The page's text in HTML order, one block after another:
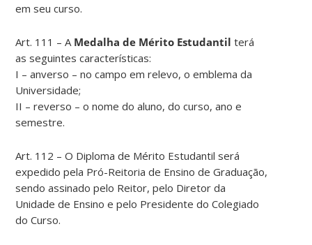
em seu curso.
Art. 111 – A Medalha de Mérito Estudantil terá
as seguintes características:
I – anverso – no campo em relevo, o emblema da
Universidade;
II – reverso – o nome do aluno, do curso, ano e
semestre.
Art. 112 – O Diploma de Mérito Estudantil será
expedido pela Pró-Reitoria de Ensino de Graduação,
sendo assinado pelo Reitor, pelo Diretor da
Unidade de Ensino e pelo Presidente do Colegiado
do Curso.